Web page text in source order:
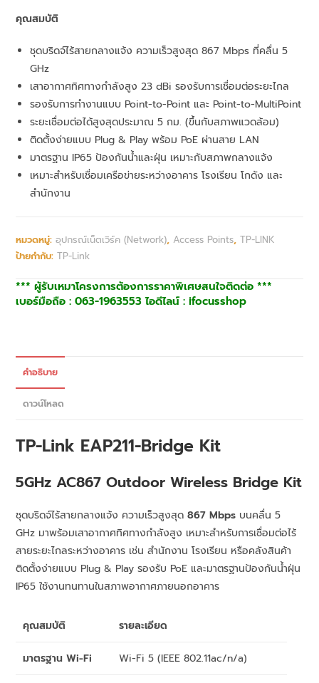
คุณสมบัติ
ชุดบริดจ์ไร้สายกลางแจ้ง ความเร็วสูงสุด 867 Mbps ที่คลื่น 5
GHz
เสาอากาศทิศทางกำลังสูง 23 dBi รองรับการเชื่อมต่อระยะไกล
รองรับการทำงานแบบ Point-to-Point และ Point-to-MultiPoint
ระยะเชื่อมต่อได้สูงสุดประมาณ 5 กม. (ขึ้นกับสภาพแวดล้อม)
ติดตั้งง่ายแบบ Plug & Play พร้อม PoE ผ่านสาย LAN
มาตรฐาน IP65 ป้องกันน้ำและฝุ่น เหมาะกับสภาพกลางแจ้ง
เหมาะสำหรับเชื่อมเครือข่ายระหว่างอาคาร โรงเรียน โกดัง และ
สำนักงาน
หมวดหมู่:อุปกรณ์เน็ตเวิร์ค (Network), Access Points,TP-LINK
ป้ายกำกับ:TP-Link
*** ผู้รับเหมาโครงการต้องการราคาพิเศษสนใจติดต่อ ***
เบอร์มือถือ : 063-1963553 ไอดีไลน์ : ifocusshop
คำอธิบาย
ดาวน์โหลด
TP-Link EAP211-Bridge Kit
5GHz AC867 Outdoor Wireless Bridge Kit
ชุดบริดจ์ไร้สายกลางแจ้ง ความเร็วสูงสุด867 Mbps บนคลื่น 5
GHz มาพร้อมเสาอากาศทิศทางกำลังสูง เหมาะสำหรับการเชื่อมต่อไร้
สายระยะไกลระหว่างอาคาร เช่น สำนักงาน โรงเรียน หรือคลังสินค้า
ติดตั้งง่ายแบบ Plug & Play รองรับ PoE และมาตรฐานป้องกันน้ำฝุ่น
IP65 ใช้งานทนทานในสภาพอากาศภายนอกอาคาร
คุณสมบัติ รายละเอียด
มาตรฐาน Wi-Fi Wi-Fi 5 (IEEE 802.11ac/n/a)